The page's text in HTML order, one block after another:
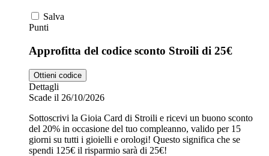
Salva
Punti
Approfitta del codice sconto Stroili di 25€
Ottieni codice
Dettagli
Scade il 26/10/2026
Sottoscrivi la Gioia Card di Stroili e ricevi un buono sconto
del 20% in occasione del tuo compleanno, valido per 15
giorni su tutti i gioielli e orologi! Questo significa che se
spendi 125€ il risparmio sarà di 25€!